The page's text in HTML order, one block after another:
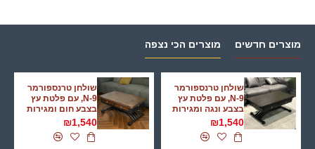
מוצרים חדשים מוצרים הכי נצפה
שולחן טרנספורמר
N-9, עם פלטת עץ
בצבע ונגה ומגירות
₪1,540
שולחן טרנספורמר
N-9, עם פלטת עץ
בצבע חום ומגירות
₪1,540